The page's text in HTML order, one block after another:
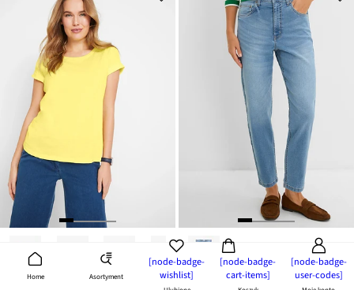
Home Asortyment
[node-badge-
wishlist]
[node-badge-
cart-items]
[node-badge-
user-codes]